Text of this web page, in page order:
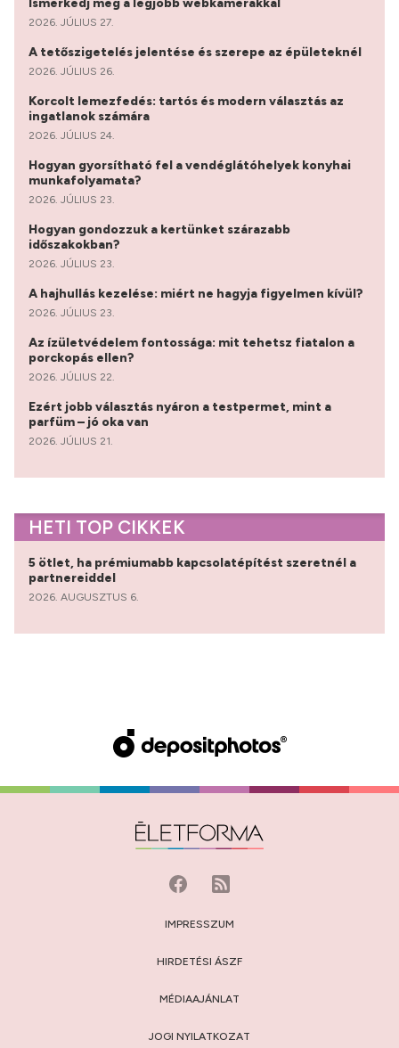
2026. JÚLIUS 27.
A tetőszigetelés jelentése és szerepe az épületeknél
2026. JÚLIUS 26.
Korcolt lemezfedés: tartós és modern választás az
ingatlanok számára
2026. JÚLIUS 24.
Hogyan gyorsítható fel a vendéglátóhelyek konyhai
munkafolyamata?
2026. JÚLIUS 23.
Hogyan gondozzuk a kertünket szárazabb
időszakokban?
2026. JÚLIUS 23.
A hajhullás kezelése: miért ne hagyja figyelmen kívül?
2026. JÚLIUS 23.
Az ízületvédelem fontossága: mit tehetsz fiatalon a
porckopás ellen?
2026. JÚLIUS 22.
Ezért jobb választás nyáron a testpermet, mint a
parfüm – jó oka van
2026. JÚLIUS 21.
HETI TOP CIKKEK
5 ötlet, ha prémiumabb kapcsolatépítést szeretnél a
partnereiddel
2026. AUGUSZTUS 6.
IMPRESSZUM
HIRDETÉSI ÁSZF
MÉDIAAJÁNLAT
JOGI NYILATKOZAT